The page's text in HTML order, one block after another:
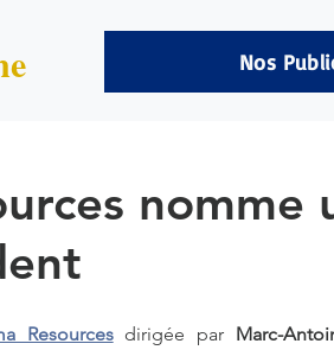
Nos
nomme
Resources dirigée par Marc-